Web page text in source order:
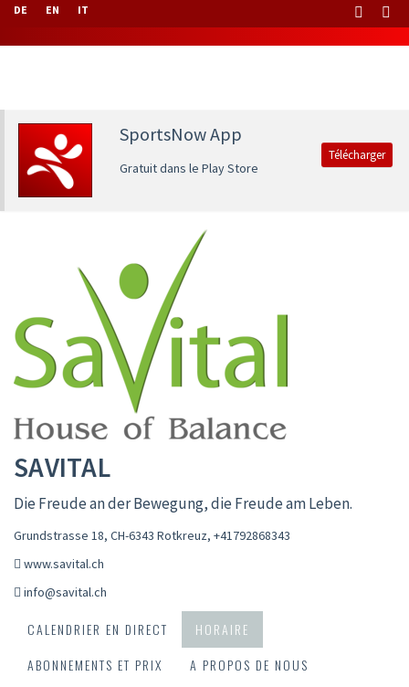
DE EN IT
SportsNow App
Gratuit dans le Play Store
Télécharger
SAVITAL
Die Freude an der Bewegung, die Freude am Leben.
Grundstrasse 18, CH-6343 Rotkreuz, +41792868343
www.savital.ch
info@savital.ch
CALENDRIER EN DIRECT
HORAIRE
ABONNEMENTS ET PRIX
A PROPOS DE NOUS